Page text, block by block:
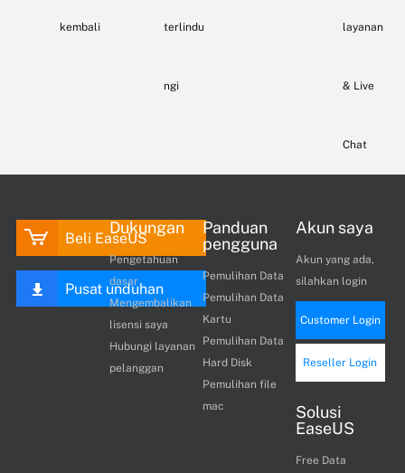
kembali terlindu
ngi
layanan
& Live
Chat
Beli EaseUS
Pusat unduhan
Dukungan
Pengetahuan
dasar
Mengembalikan
lisensi saya
Hubungi layanan
pelanggan
Panduan
pengguna
Pemulihan Data
Pemulihan Data
Kartu
Pemulihan Data
Hard Disk
Pemulihan file
mac
Akun saya
Akun yang ada,
silahkan login
Customer Login
Reseller Login
Solusi
EaseUS
Free Data